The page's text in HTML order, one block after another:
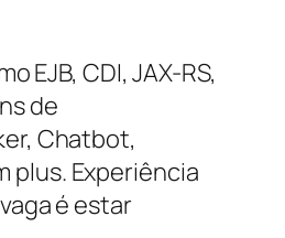
EJB, CDI, JAX-RS,
de
Chatbot,
plus. Experiência
é estar